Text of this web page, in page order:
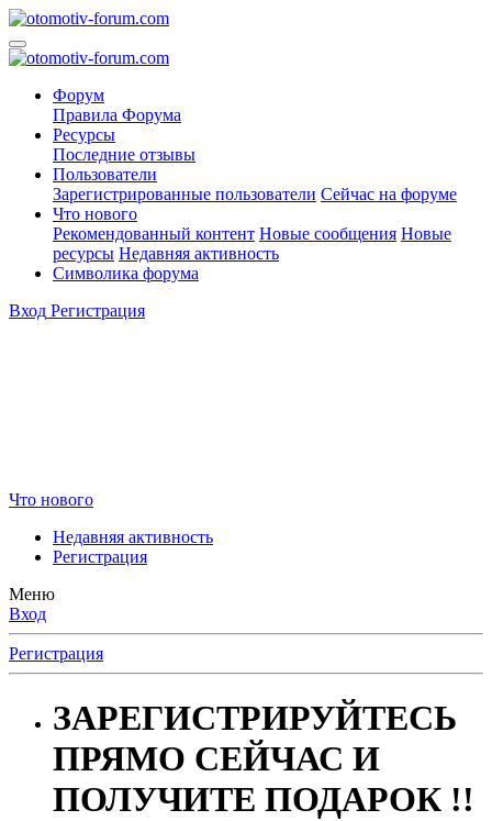
Форум
Правила Форума
Ресурсы
Последние отзывы
Пользователи
Зарегистрированные пользователи Сейчас на форуме
Что нового
Рекомендованный контент Новые сообщения Новые
ресурсы Недавняя активность
Символика форума
Вход Регистрация
Что нового
Недавняя активность
Регистрация
Меню
Вход
Регистрация
ЗАРЕГИСТРИРУЙТЕСЬ
ПРЯМО СЕЙЧАС И
ПОЛУЧИТЕ ПОДАРОК !!